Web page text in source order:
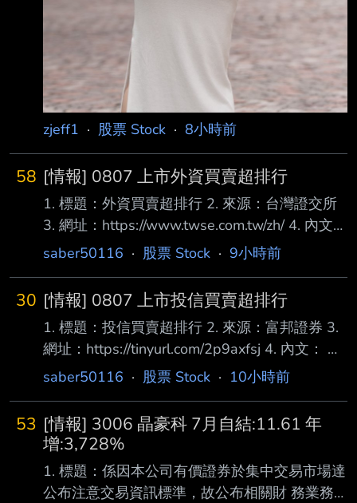
zjeff1 · 股票 Stock · 8小時前
58 [情報] 0807 上市外資買賣超排行
1. 標題：外資買賣超排行 2. 來源：台灣證交所
3. 網址：https://www.twse.com.tw/zh/ 4. 內文：
買超 1 2618 長榮航 22,000 2 1216 統一
一全球創新 16,442 5 2887 台新新光金 14,196
6 1402 遠東新 14,004 7 2409 友達 13,144 8
2002 中鋼 12,050 9 8112 至上 8,478 10
00990A 主動元大AI新經濟
saber50116 · 股票 Stock · 9小時前
30 [情報] 0807 上市投信買賣超排行
1. 標題：投信買賣超排行 2. 來源：富邦證券 3.
網址：https://tinyurl.com/2p9axfsj 4. 內文： 買
超 1 2610華航 6,997 2 2880華南金 6,911 3
鋼 4,865 5 2883凱基金 3,985 6 2886兆豐金
2,849 7 1303南亞 1,758 8 2892第一金 1,291
9 6239力成 1,253 10 2603長榮 1,183 11
2884玉山金 1,166 12 3
saber50116 · 股票 Stock · 10小時前
53 [情報] 3006 晶豪科 7月自結:11.61 年
增:3,728%
1. 標題：係因本公司有價證券於集中交易市場達
公布注意交易資訊標準，故公布相關財 務業務